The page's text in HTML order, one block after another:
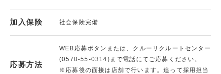
加入保険 社会保険完備
応募方法
WEB応募ボタンまたは、クルーリクルートセンター
(0570-55-0314)まで電話にてご応募ください。
※応募後の面接は店舗で行います。追って採用担当